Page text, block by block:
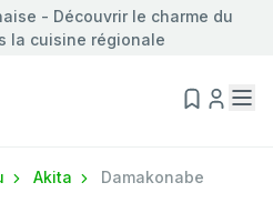
- Découvrir le charme du
la cuisine régionale
Akita Damakonabe